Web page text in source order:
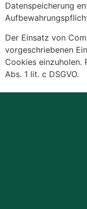
Datenspeicherung
Der Einsatz von
vorgeschriebenen
Cookies einzuholen.
Abs. 1 lit. c DSGVO.